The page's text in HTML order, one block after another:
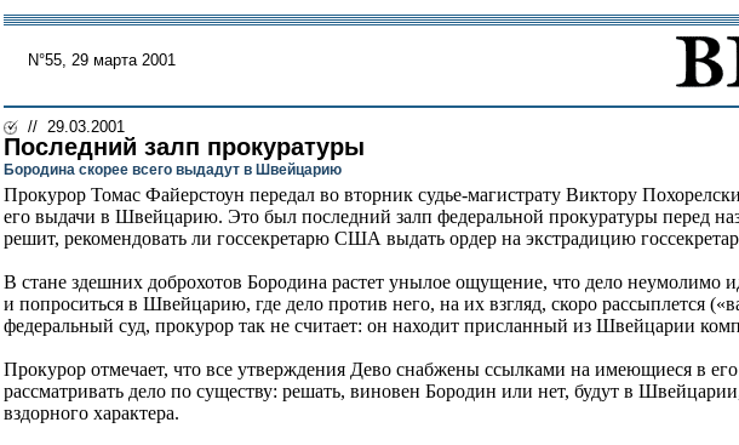
N°55, 29 марта 2001
// 29.03.2001
Последний залп прокуратуры
Бородина скорее всего выдадут в Швейцарию
Прокурор Томас Файерстоун передал во вторник судье-магистрату Виктору
его выдачи в Швейцарию. Это был последний залп федеральной прокуратуры перед
решит, рекомендовать ли госсекретарю США выдать ордер на экстрадицию
В стане здешних доброхотов Бородина растет унылое ощущение, что дело неумолимо
и попроситься в Швейцарию, где дело против него, на их взгляд, скоро рассыплется
федеральный суд, прокурор так не считает: он находит присланный из Швейцарии
Прокурор отмечает, что все утверждения Дево снабжены ссылками на имеющиеся в
рассматривать дело по существу: решать, виновен Бородин или нет, будут в
вздорного характера.